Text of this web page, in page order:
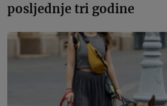
posljednje tri godine